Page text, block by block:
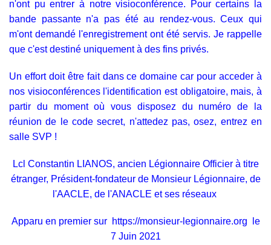
n'ont pu entrer à notre visioconférence. Pour certains la
bande passante n'a pas été au rendez-vous. Ceux qui
m'ont demandé l'enregistrement ont été servis. Je rappelle
que c'est destiné uniquement à des fins privés.
Un effort doit être fait dans ce domaine car pour acceder à
nos visioconférences l'identification est obligatoire, mais, à
partir du moment où vous disposez du numéro de la
réunion de le code secret, n'attedez pas, osez, entrez en
salle SVP !
Lcl Constantin LIANOS, ancien Légionnaire Officier à titre
étranger, Président-fondateur de Monsieur Légionnaire, de
l'AACLE, de l'ANACLE et ses réseaux
Apparu en premier sur https://monsieur-legionnaire.org le
7 Juin 2021